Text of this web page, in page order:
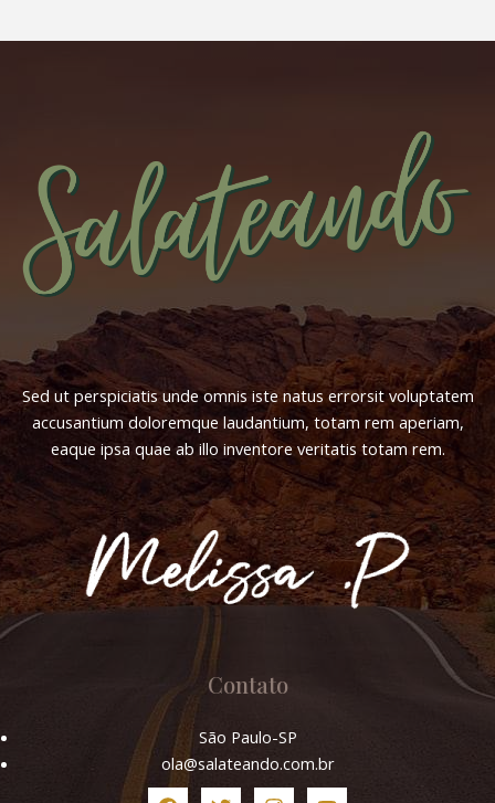
Sed ut perspiciatis unde omnis iste natus errorsit voluptatem
accusantium doloremque laudantium, totam rem aperiam,
eaque ipsa quae ab illo inventore veritatis totam rem.
Contato
São Paulo-SP
ola@salateando.com.br